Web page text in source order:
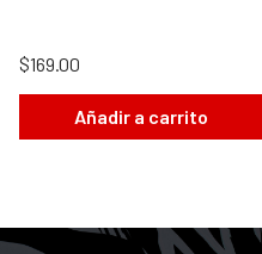
$169.00
Añadir a carrito